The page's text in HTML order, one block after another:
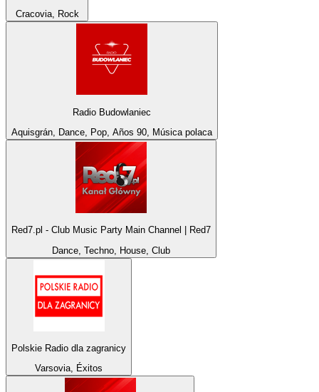
Cracovia, Rock
Radio Budowlaniec
Aquisgrán, Dance, Pop, Años 90, Música polaca
Red7.pl - Club Music Party Main Channel | Red7
Dance, Techno, House, Club
Polskie Radio dla zagranicy
Varsovia, Éxitos